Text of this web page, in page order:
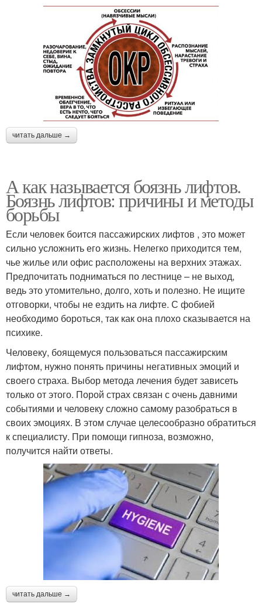
читать дальше →
А как называется боязнь лифтов.
Боязнь лифтов: причины и методы
борьбы
Если человек боится пассажирских лифтов , это может
сильно усложнить его жизнь. Нелегко приходится тем,
чье жилье или офис расположены на верхних этажах.
Предпочитать подниматься по лестнице – не выход,
ведь это утомительно, долго, хоть и полезно. Не ищите
отговорки, чтобы не ездить на лифте. С фобией
необходимо бороться, так как она плохо сказывается на
психике.
Человеку, боящемуся пользоваться пассажирским
лифтом, нужно понять причины негативных эмоций и
своего страха. Выбор метода лечения будет зависеть
только от этого. Порой страх связан с очень давними
событиями и человеку сложно самому разобраться в
своих эмоциях. В этом случае целесообразно обратиться
к специалисту. При помощи гипноза, возможно,
получится найти ответы.
читать дальше →